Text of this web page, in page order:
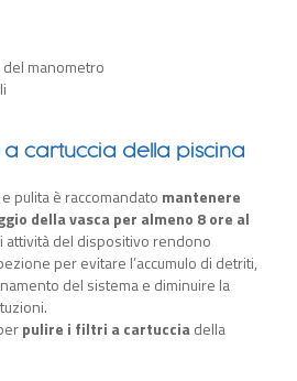
manometro
a cartuccia della piscina
pulita è raccomandato mantenere
della vasca per almeno 8 ore al
attività del dispositivo rendono
per evitare l’accumulo di detriti,
del sistema e diminuire la
pulire i filtri a cartucciadella